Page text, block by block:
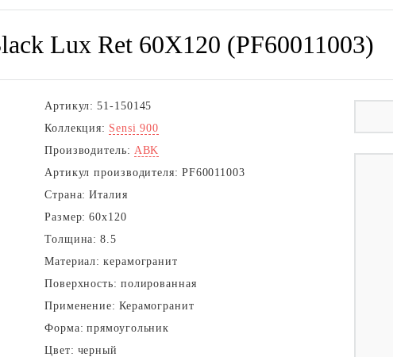
Lux Ret 60X120 (PF60011003)
Артикул: 51-150145
Коллекция: Sensi 900
Производитель: ABK
Артикул производителя: PF60011003
Страна: Италия
Размер: 60x120
Толщина: 8.5
Материал: керамогранит
Поверхность: полированная
Применение: Керамогранит
Форма: прямоугольник
Цвет: черный